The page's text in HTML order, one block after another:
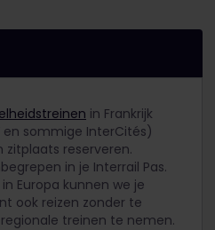
in Frankrijk
en sommige InterCités)
reserveren.
in je Interrail Pas.
Europa kunnen we je
ook reizen zonder te
treinen te nemen.